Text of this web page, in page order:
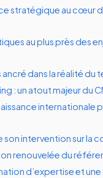
stratégique au cœur
au plus près des
ancré dans la réalité du
: un atout majeur du
internationale
son intervention sur la
renouvelée du
d’expertise et